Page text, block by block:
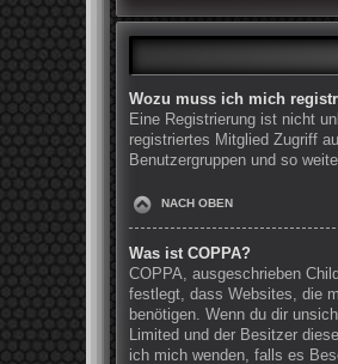
Wozu muss ich mich
Eine Registrierung ist nicht
registriertes Mitglied Zugriff
Benutzergruppen und so
NACH OBEN
Was ist COPPA?
COPPA, ausgeschrieben
festlegt, dass Websites, die
benötigen. Wenn du dir
Limited und der Besitzer
ich mich wenden, falls es